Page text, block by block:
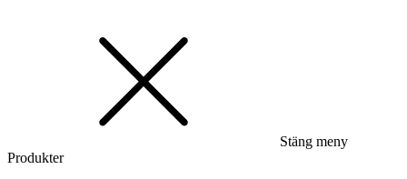
Stäng meny
Produkter